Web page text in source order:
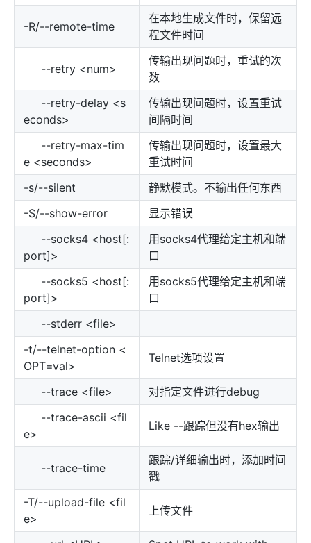
-R/--remote-time
在本地生成文件时，保留远
程文件时间
--retry <num>
传输出现问题时，重试的次
数
--retry-delay <s
econds>
传输出现问题时，设置重试
间隔时间
--retry-max-tim
e <seconds>
传输出现问题时，设置最大
重试时间
-s/--silent
静默模式。不输出任何东西
-S/--show-error
显示错误
--socks4 <host[:
port]>
用socks4代理给定主机和端
口
--socks5 <host[:
port]>
用socks5代理给定主机和端
口
--stderr <file>
-t/--telnet-option <
OPT=val>
Telnet选项设置
--trace <file>
对指定文件进行debug
--trace-ascii <fil
e>
Like --跟踪但没有hex输出
--trace-time
跟踪/详细输出时，添加时间
戳
-T/--upload-file <fil
e>
上传文件